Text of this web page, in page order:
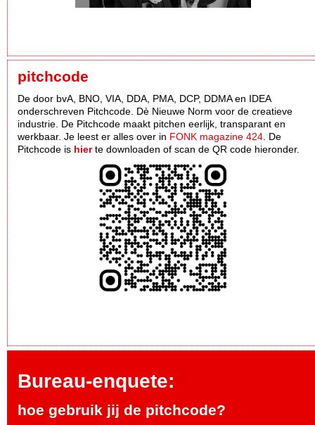
pitchcode
De door bvA, BNO, VIA, DDA, PMA, DCP, DDMA en IDEA
onderschreven Pitchcode. Dè Nieuwe Norm voor de creatieve
industrie. De Pitchcode maakt pitchen eerlijk, transparant en
werkbaar. Je leest er alles over in FONK magazine 424 . De
Pitchcode is hierte downloaden of scan de QR code hieronder.
Bureau-enquete:
hoe gebruik jij de pitchcode?